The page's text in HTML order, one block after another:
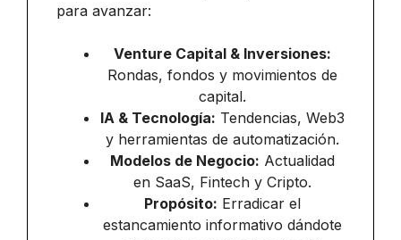
para avanzar:
Venture Capital & Inversiones:
Rondas, fondos y movimientos de
capital.
IA & Tecnología: Tendencias, Web3
y herramientas de automatización.
Modelos de Negocio: Actualidad
en SaaS, Fintech y Cripto.
Propósito: Erradicar el
estancamiento informativo dándote